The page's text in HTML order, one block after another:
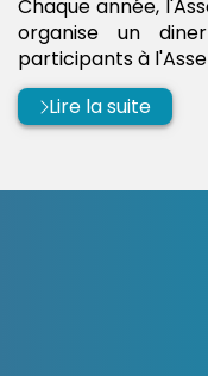
Chaque année,
organise un
participants à
Lire la suite